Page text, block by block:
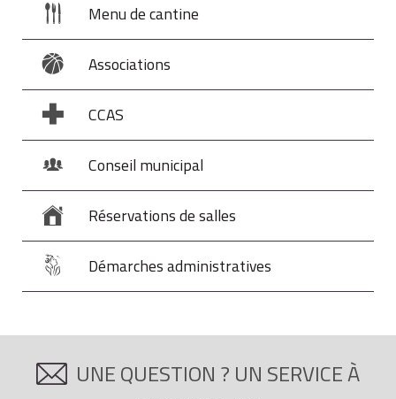
Menu de cantine
Associations
CCAS
Conseil municipal
Réservations de salles
Démarches administratives
UNE QUESTION ? UN SERVICE À